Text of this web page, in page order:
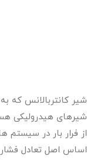
شیر کانتربالانس که
شیرهای هیدرولیکی
از فرار بار در سیستم
اساس اصل تعادل فشار